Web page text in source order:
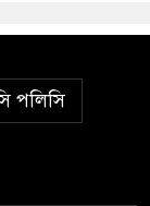
পলিসি